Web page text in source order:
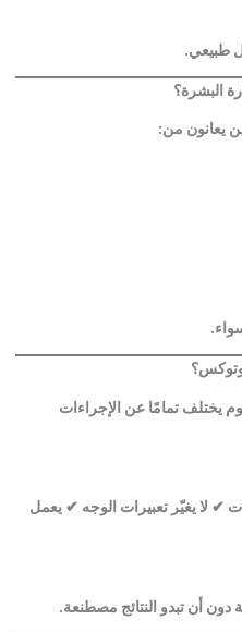
طبيعي.
البشرة؟
يعانون من:
.
يختلف تمامًا عن الإجراءات
✔ لا يغيّر تعبيرات الوجه ✔ يعمل
دون أن تبدو النتائج مصطنعة.